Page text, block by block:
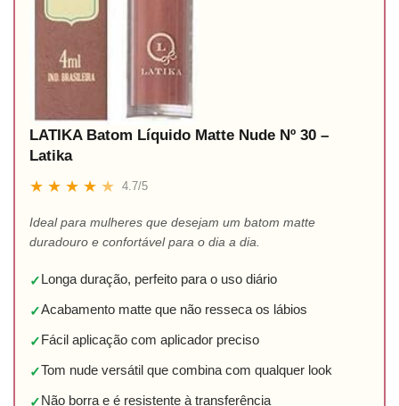
LATIKA Batom Líquido Matte Nude Nº 30 –
Latika
★ ★ ★ ★ ★ 4.7/5
Ideal para mulheres que desejam um batom matte
duradouro e confortável para o dia a dia.
✓Longa duração, perfeito para o uso diário
✓Acabamento matte que não resseca os lábios
✓Fácil aplicação com aplicador preciso
✓Tom nude versátil que combina com qualquer look
✓Não borra e é resistente à transferência